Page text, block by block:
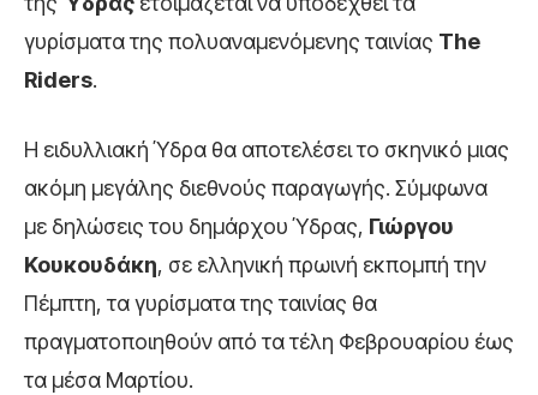
γυρίσματα της πολυαναμενόμενης ταινίας The
Riders.
Η ειδυλλιακή Ύδρα θα αποτελέσει το σκηνικό μιας
ακόμη μεγάλης διεθνούς παραγωγής. Σύμφωνα
με δηλώσεις του δημάρχου Ύδρας, Γιώργου
Κουκουδάκη, σε ελληνική πρωινή εκπομπή την
Πέμπτη, τα γυρίσματα της ταινίας θα
πραγματοποιηθούν από τα τέλη Φεβρουαρίου έως
τα μέσα Μαρτίου.